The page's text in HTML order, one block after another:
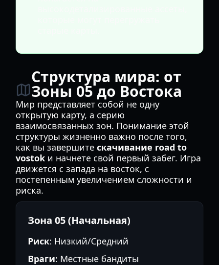
Структура мира: от
Зоны 05 до Востока
Мир представляет собой не одну
открытую карту, а серию
взаимосвязанных зон. Понимание этой
структуры жизненно важно после того,
как вы завершите скачивание road to
vostok и начнете свой первый забег. Игра
движется с запада на восток, с
постепенным увеличением сложности и
риска.
Зона 05 (Начальная)
Риск: Низкий/Средний
Враги: Местные бандиты